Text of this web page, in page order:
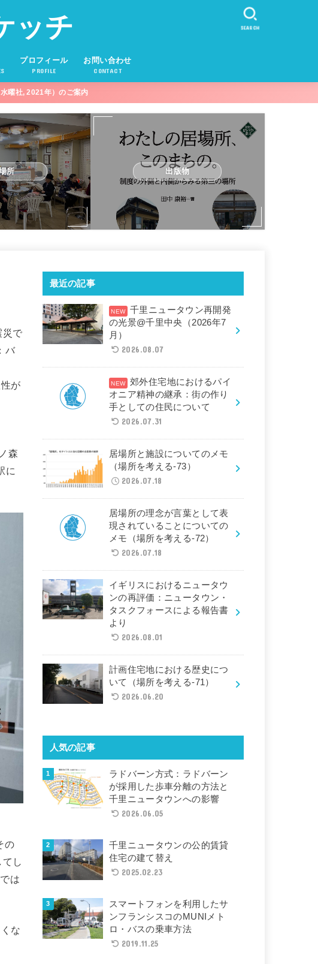
ッチ
プロフィール
PROFILE
お問い合わせ
CONTACT
SEARCH
曜社, 2021年）のご案内
所 出版物
災で
バ
が
森
に
の
し
は
な
最近の記事
千里ニュータウン再開発
の光景@千里中央（2026年7
月）
2026.08.07
郊外住宅地におけるパイ
オニア精神の継承：街の作り
手としての住民について
2026.07.31
居場所と施設についてのメモ
（場所を考える-73）
2026.07.18
居場所の理念が言葉として表
現されていることについての
メモ（場所を考える-72）
2026.07.18
イギリスにおけるニュータウ
ンの再評価：ニュータウン・
タスクフォースによる報告書
より
2026.08.01
計画住宅地における歴史につ
いて（場所を考える-71）
2026.06.20
人気の記事
ラドバーン方式：ラドバーン
が採用した歩車分離の方法と
千里ニュータウンへの影響
2026.06.05
千里ニュータウンの公的賃貸
住宅の建て替え
2025.02.23
スマートフォンを利用したサ
ンフランシスコのMUNIメト
ロ・バスの乗車方法
2019.11.25